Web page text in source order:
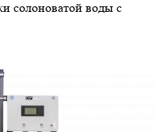
солоноватой воды с